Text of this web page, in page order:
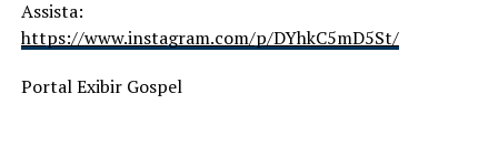
Assista:
https://www.instagram.com/p/DYhkC5mD5St/
Portal Exibir Gospel